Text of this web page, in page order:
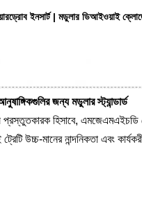
ইনসার্ট | মডুলার ডিআইওয়াই
জন্য মডুলার স্ট্যান্ডার্ড
প্রস্তুতকারক হিসাবে,
উচ্চ-মানের নান্দনিকতা এবং